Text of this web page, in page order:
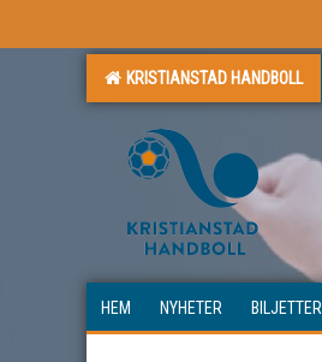
KRISTIANSTAD HANDBOLL
HEM NYHETER BILJETTER